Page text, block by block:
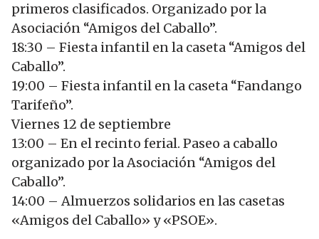
primeros clasificados. Organizado por la
Asociación “Amigos del Caballo”.
18:30 – Fiesta infantil en la caseta “Amigos del
Caballo”.
19:00 – Fiesta infantil en la caseta “Fandango
Tarifeño”.
Viernes 12 de septiembre
13:00 – En el recinto ferial. Paseo a caballo
organizado por la Asociación “Amigos del
Caballo”.
14:00 – Almuerzos solidarios en las casetas
«Amigos del Caballo» y «PSOE».